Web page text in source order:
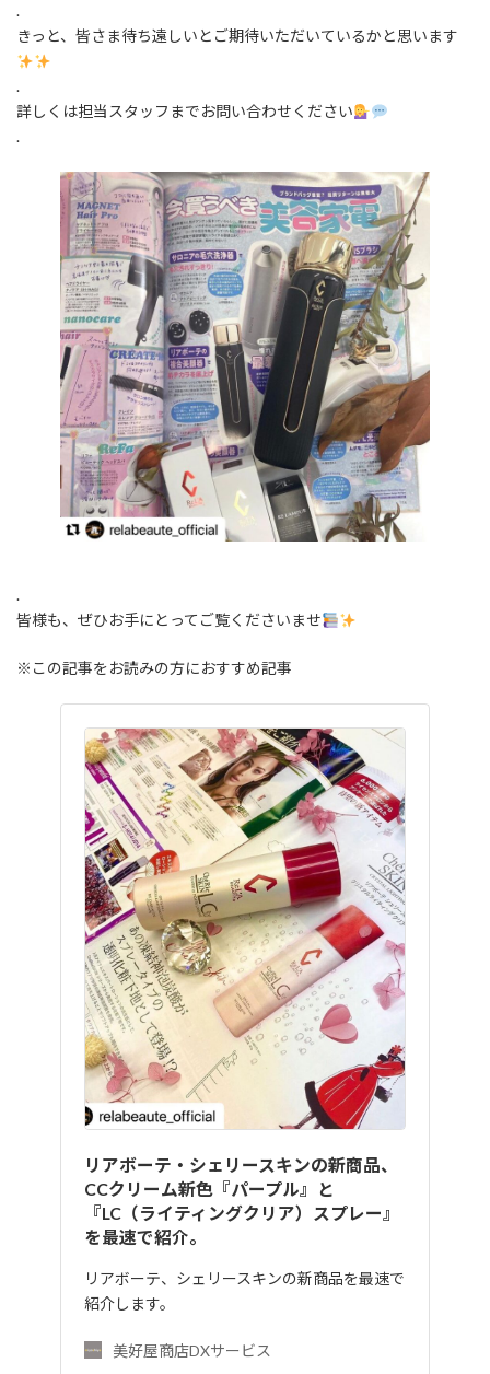
.
きっと、皆さま待ち遠しいとご期待いただいているかと思います
.
詳しくは担当スタッフまでお問い合わせください
.
.
皆様も、ぜひお手にとってご覧くださいませ
※この記事をお読みの方におすすめ記事
リアボーテ・シェリースキンの新商品、
CCクリーム新色『パープル』と
『LC（ライティングクリア）スプレー』
を最速で紹介。
リアボーテ、シェリースキンの新商品を最速で
紹介します。
美好屋商店DXサービス